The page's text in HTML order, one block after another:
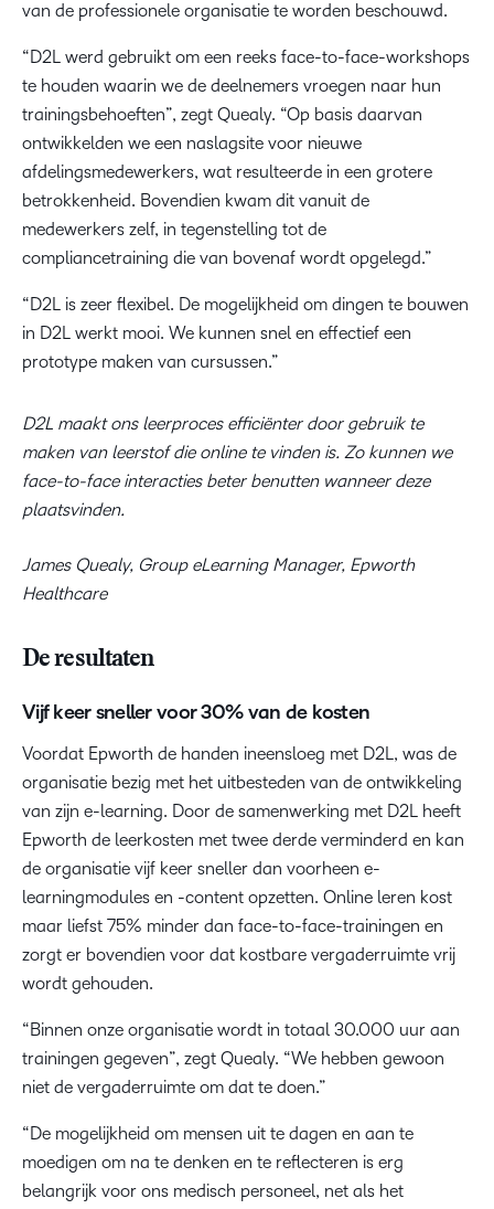
van de professionele organisatie te worden beschouwd.
“D2L werd gebruikt om een reeks face-to-face-workshops
te houden waarin we de deelnemers vroegen naar hun
trainingsbehoeften”, zegt Quealy. “Op basis daarvan
ontwikkelden we een naslagsite voor nieuwe
afdelingsmedewerkers, wat resulteerde in een grotere
betrokkenheid. Bovendien kwam dit vanuit de
medewerkers zelf, in tegenstelling tot de
compliancetraining die van bovenaf wordt opgelegd.”
“D2L is zeer flexibel. De mogelijkheid om dingen te bouwen
in D2L werkt mooi. We kunnen snel en effectief een
prototype maken van cursussen.”
D2L maakt ons leerproces efficiënter door gebruik te
maken van leerstof die online te vinden is. Zo kunnen we
face-to-face interacties beter benutten wanneer deze
plaatsvinden.
James Quealy, Group eLearning Manager, Epworth
Healthcare
De resultaten
Vijf keer sneller voor 30% van de kosten
Voordat Epworth de handen ineensloeg met D2L, was de
organisatie bezig met het uitbesteden van de ontwikkeling
van zijn e-learning. Door de samenwerking met D2L heeft
Epworth de leerkosten met twee derde verminderd en kan
de organisatie vijf keer sneller dan voorheen e-
learningmodules en -content opzetten. Online leren kost
maar liefst 75% minder dan face-to-face-trainingen en
zorgt er bovendien voor dat kostbare vergaderruimte vrij
wordt gehouden.
“Binnen onze organisatie wordt in totaal 30.000 uur aan
trainingen gegeven”, zegt Quealy. “We hebben gewoon
niet de vergaderruimte om dat te doen.”
“De mogelijkheid om mensen uit te dagen en aan te
moedigen om na te denken en te reflecteren is erg
belangrijk voor ons medisch personeel, net als het